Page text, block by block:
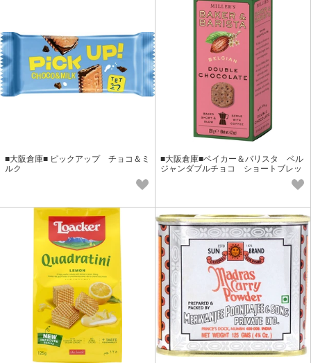
■大阪倉庫■ ピックアップ チョコ＆ミ
ルク
■大阪倉庫■ベイカー＆バリスタ ベル
ジャンダブルチョコ ショートブレッ